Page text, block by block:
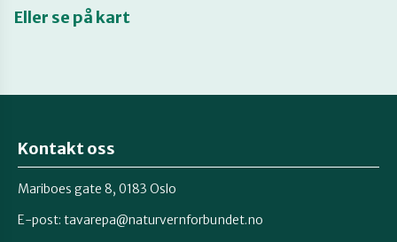
Eller se på kart
Kontakt oss
Mariboes gate 8, 0183 Oslo
E-post: tavarepa@naturvernforbundet.no